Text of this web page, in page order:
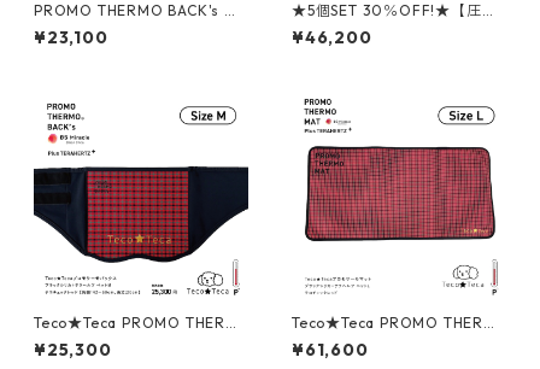
PROMO THERMO BACK's プ
ロモサーモバックス ブラック
シリカ for ペット M
¥23,100
★5個SET 30％OFF!★【圧倒
的な浸透力と大地の恵み】PR
OMO THERMO CARE マッサ
¥46,200
Teco★Teca PROMO THERM
O BACK's テコ★テカ プロモ
サーモバックス ブラックシリ
¥25,300
Teco★Teca PROMO THERM
O MAT テコ★テカ プロモサー
モマット ブラックシリカ＋テ
¥61,600